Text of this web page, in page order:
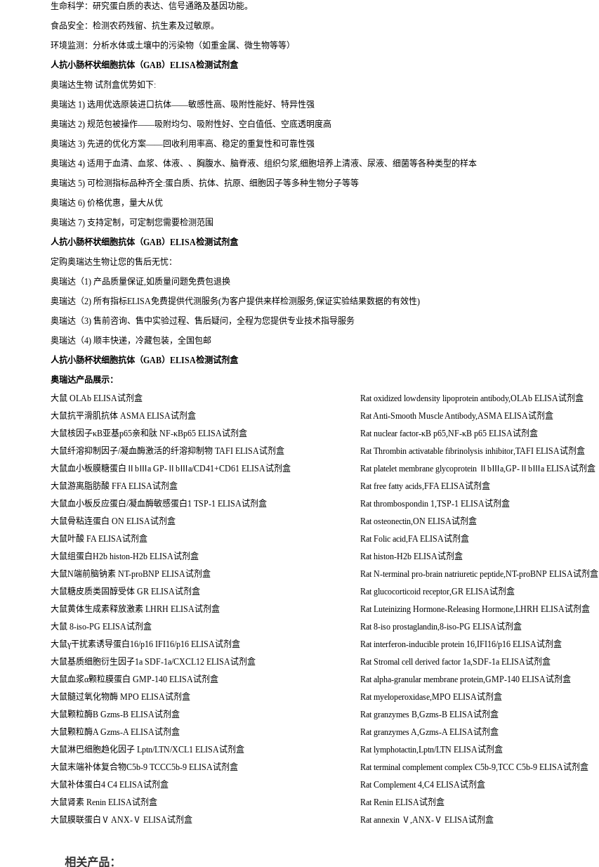
生命科学：研究蛋白质的表达、信号通路及基因功能。
食品安全：检测农药残留、抗生素及过敏原。
环境监测：分析水体或土壤中的污染物（如重金属、微生物等等）
人抗小肠杯状细胞抗体（GAB）ELISA检测试剂盒
奥瑞达生物 试剂盒优势如下:
奥瑞达 1) 选用优选原装进口抗体——敏感性高、吸附性能好、特异性强
奥瑞达 2) 规范包被操作——吸附均匀、吸附性好、空白值低、空底透明度高
奥瑞达 3) 先进的优化方案——回收利用率高、稳定的重复性和可靠性强
奥瑞达 4) 适用于血清、血浆、体液、、胸腹水、脑脊液、组织匀浆,细胞培养上清液、尿液、细菌等各种类型的样本
奥瑞达 5) 可检测指标品种齐全:蛋白质、抗体、抗原、细胞因子等多种生物分子等等
奥瑞达 6) 价格优惠，量大从优
奥瑞达 7) 支持定制，可定制您需要检测范围
人抗小肠杯状细胞抗体（GAB）ELISA检测试剂盒
定购奥瑞达生物让您的售后无忧：
奥瑞达（1) 产品质量保证,如质量问题免费包退换
奥瑞达（2) 所有指标ELISA免费提供代测服务(为客户提供来样检测服务,保证实验结果数据的有效性)
奥瑞达（3) 售前咨询、售中实验过程、售后疑问，全程为您提供专业技术指导服务
奥瑞达（4) 顺丰快递，冷藏包装，全国包邮
人抗小肠杯状细胞抗体（GAB）ELISA检测试剂盒
奥瑞达产品展示：
大鼠 OLAb ELISA试剂盒 Rat oxidized lowdensity lipoprotein antibody,OLAb ELISA试剂盒
大鼠抗平滑肌抗体 ASMA ELISA试剂盒 Rat Anti-Smooth Muscle Antibody,ASMA ELISA试剂盒
大鼠核因子κB亚基p65亲和肽 NF-κBp65 ELISA试剂盒 Rat nuclear factor-κB p65,NF-κB p65 ELISA试剂盒
大鼠纤溶抑制因子/凝血酶激活的纤溶抑制物 TAFI ELISA试剂盒 Rat Thrombin activatable fibrinolysis inhibitor,TAFI ELISA试剂盒
大鼠血小板膜糖蛋白 Ⅱ bⅢa GP- Ⅱ bⅢa/CD41+CD61 ELISA试剂盒 Rat platelet membrane glycoprotein Ⅱ bⅢa,GP- Ⅱ bⅢa ELISA试剂盒
大鼠游离脂肪酸 FFA ELISA试剂盒 Rat free fatty acids,FFA ELISA试剂盒
大鼠血小板反应蛋白/凝血酶敏感蛋白1 TSP-1 ELISA试剂盒 Rat thrombospondin 1,TSP-1 ELISA试剂盒
大鼠骨粘连蛋白 ON ELISA试剂盒 Rat osteonectin,ON ELISA试剂盒
大鼠叶酸 FA ELISA试剂盒 Rat Folic acid,FA ELISA试剂盒
大鼠组蛋白H2b histon-H2b ELISA试剂盒 Rat histon-H2b ELISA试剂盒
大鼠N端前脑钠素 NT-proBNP ELISA试剂盒 Rat N-terminal pro-brain natriuretic peptide,NT-proBNP ELISA试剂盒
大鼠糖皮质类固醇受体 GR ELISA试剂盒 Rat glucocorticoid receptor,GR ELISA试剂盒
大鼠黄体生成素释放激素 LHRH ELISA试剂盒 Rat Luteinizing Hormone-Releasing Hormone,LHRH ELISA试剂盒
大鼠 8-iso-PG ELISA试剂盒 Rat 8-iso prostaglandin,8-iso-PG ELISA试剂盒
大鼠γ干扰素诱导蛋白16/p16 IFI16/p16 ELISA试剂盒 Rat interferon-inducible protein 16,IFI16/p16 ELISA试剂盒
大鼠基质细胞衍生因子1a SDF-1a/CXCL12 ELISA试剂盒 Rat Stromal cell derived factor 1a,SDF-1a ELISA试剂盒
大鼠血浆α颗粒膜蛋白 GMP-140 ELISA试剂盒 Rat alpha-granular membrane protein,GMP-140 ELISA试剂盒
大鼠髓过氧化物酶 MPO ELISA试剂盒 Rat myeloperoxidase,MPO ELISA试剂盒
大鼠颗粒酶B Gzms-B ELISA试剂盒 Rat granzymes B,Gzms-B ELISA试剂盒
大鼠颗粒酶A Gzms-A ELISA试剂盒 Rat granzymes A,Gzms-A ELISA试剂盒
大鼠淋巴细胞趋化因子 Lptn/LTN/XCL1 ELISA试剂盒 Rat lymphotactin,Lptn/LTN ELISA试剂盒
大鼠末端补体复合物C5b-9 TCCC5b-9 ELISA试剂盒 Rat terminal complement complex C5b-9,TCC C5b-9 ELISA试剂盒
大鼠补体蛋白4 C4 ELISA试剂盒 Rat Complement 4,C4 ELISA试剂盒
大鼠肾素 Renin ELISA试剂盒 Rat Renin ELISA试剂盒
大鼠膜联蛋白 Ⅴ ANX-Ⅴ ELISA试剂盒 Rat annexin Ⅴ ,ANX-Ⅴ ELISA试剂盒
相关产品：